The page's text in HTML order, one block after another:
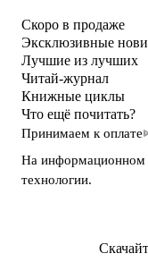
Скоро в продаже
Эксклюзивные
Лучшие из лучших
Читай-журнал
Книжные циклы
Что ещё почитать?
Принимаем к оплате
На информационном
технологии.